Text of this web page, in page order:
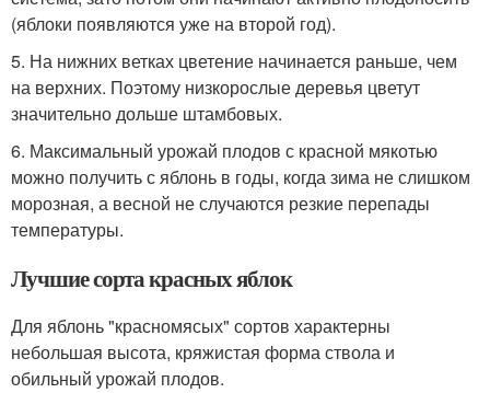
(яблоки появляются уже на второй год).
5. На нижних ветках цветение начинается раньше, чем
на верхних. Поэтому низкорослые деревья цветут
значительно дольше штамбовых.
6. Максимальный урожай плодов с красной мякотью
можно получить с яблонь в годы, когда зима не слишком
морозная, а весной не случаются резкие перепады
температуры.
Лучшие сорта красных яблок
Для яблонь "красномясых" сортов характерны
небольшая высота, кряжистая форма ствола и
обильный урожай плодов.